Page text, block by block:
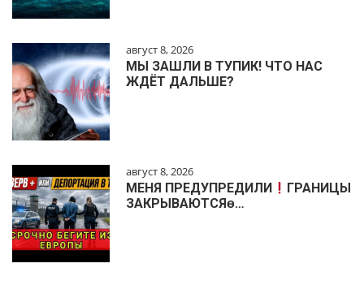
август 8, 2026
МЫ ЗАШЛИ В ТУПИК! ЧТО НАС
ЖДЁТ ДАЛЬШЕ?
август 8, 2026
МЕНЯ ПРЕДУПРЕДИЛИ
ГРАНИЦЫ
ЗАКРЫВАЮТСЯɵ…